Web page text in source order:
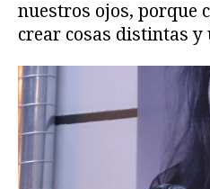
nuestros ojos, porque
crear cosas distintas y